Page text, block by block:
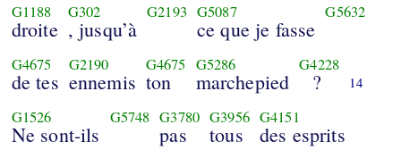
G1188
droite
G302
, jusqu’à
G2193 G5087
ce que je fasse
G5632
G4675
de tes
G2190
ennemis
G4675
ton
G5286
marchepied
G4228
? 14
G1526
Ne sont-ils
G5748 G3780
pas
G3956
tous
G4151
des esprits